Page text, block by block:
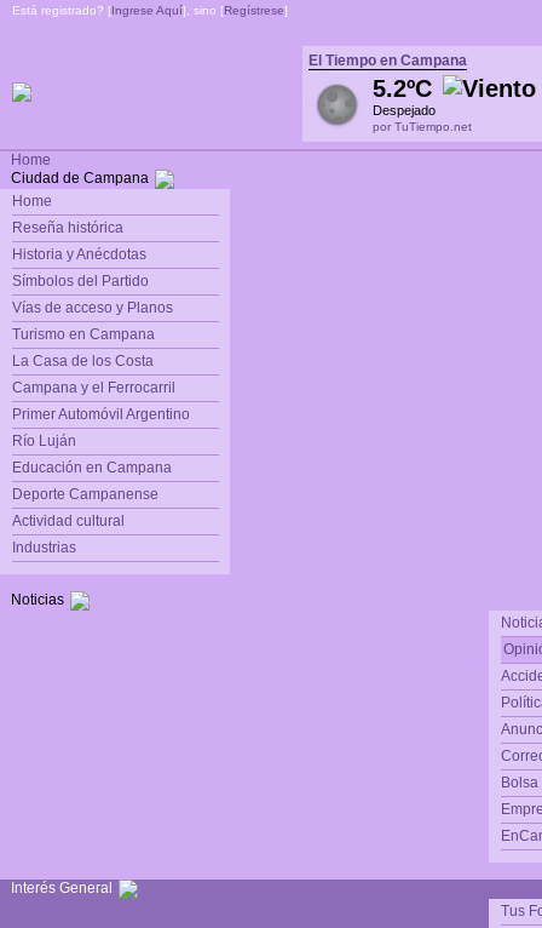
Está registrado? [Ingrese Aquí], sino [Regístrese]
El Tiempo en Campana
5.2ºC
Despejado
por TuTiempo.net
Home
Ciudad de Campana
Home
Reseña histórica
Historia y Anécdotas
Símbolos del Partido
Vías de acceso y Planos
Turismo en Campana
La Casa de los Costa
Campana y el Ferrocarril
Primer Automóvil Argentino
Río Luján
Educación en Campana
Deporte Campanense
Actividad cultural
Industrias
Noticias
Interés General
Tus